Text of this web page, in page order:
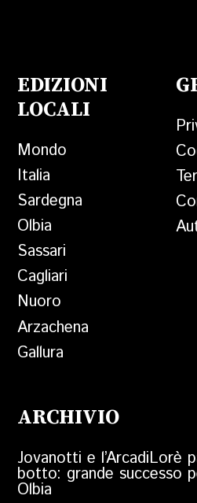
EDIZIONI
LOCALI
Mondo
Italia
Sardegna
Olbia
Sassari
Cagliari
Nuoro
Arzachena
Gallura
ARCHIVIO
Jovanotti e l’ArcadiLorè
botto: grande successo
Olbia